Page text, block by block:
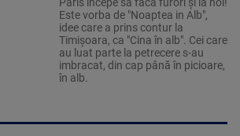
Este vorba de "Noaptea in Alb",
idee care a prins contur la
Timişoara, ca "Cina în alb". Cei care
au luat parte la petrecere s-au
imbracat, din cap până în picioare,
în alb.